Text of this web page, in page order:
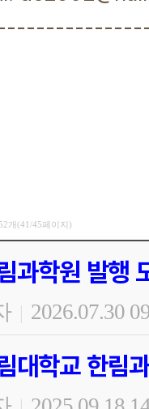
개(41/45페이지)
과학원 발행
| 2026.07.30
대학교 한림